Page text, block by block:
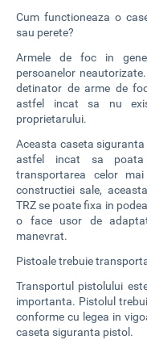
Cum functioneaza o
sau perete?
Armele de foc in
persoanelor
detinator de arme de
astfel incat sa nu
proprietarului.
Aceasta caseta
astfel incat sa
transportarea celor
constructiei sale,
TRZ se poate fixa in
o face usor de
manevrat.
Pistoale trebuie
Transportul pistolului
importanta. Pistolul
conforme cu legea in
caseta siguranta pistol.